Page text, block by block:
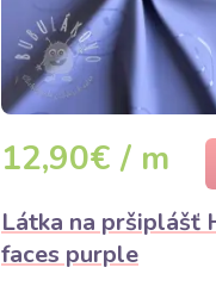
12,90€ / m
Látka na pršiplášť
faces purple